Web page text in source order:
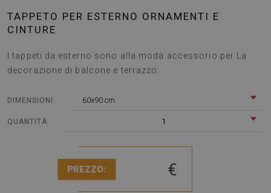
TAPPETO PER ESTERNO ORNAMENTI E
CINTURE
I tappeti da esterno sono alla moda accessorio per La
decorazione di balcone e terrazzo.
DIMENSIONI: 60x90 cm
QUANTITÀ: 1
PREZZO: €